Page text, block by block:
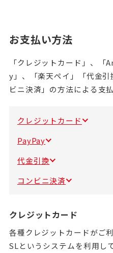
お支払い方法
「クレジットカード」、「
y」、「楽天ペイ」「代金
ビニ決済」の方法による支
クレジットカード
PayPay
代金引換
コンビニ決済
クレジットカード
各種クレジットカードがご
SLというシステムを利用し